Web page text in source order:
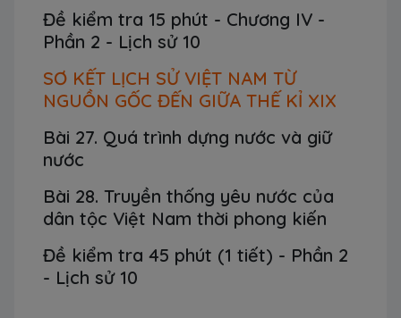
Đề kiểm tra 15 phút - Chương IV -
Phần 2 - Lịch sử 10
SƠ KẾT LỊCH SỬ VIỆT NAM TỪ
NGUỒN GỐC ĐẾN GIỮA THẾ KỈ XIX
Bài 27. Quá trình dựng nước và giữ
nước
Bài 28. Truyền thống yêu nước của
dân tộc Việt Nam thời phong kiến
Đề kiểm tra 45 phút (1 tiết) - Phần 2
- Lịch sử 10